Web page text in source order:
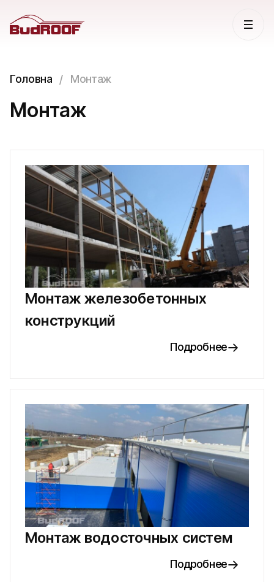
Головна Монтаж
Монтаж
Монтаж железобетонных
конструкций
Подробнее
Монтаж водосточных систем
Подробнее